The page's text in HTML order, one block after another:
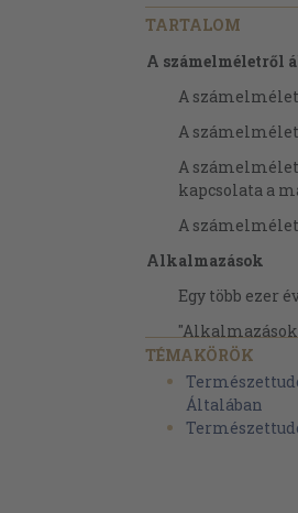
TARTALOM
A számelméletről
A
A
A
kapcsolata a
A
Alkalmazások
Egy több ezer
Egy
Hétvégi
egyenletek
TÉMAKÖRÖK
Általában